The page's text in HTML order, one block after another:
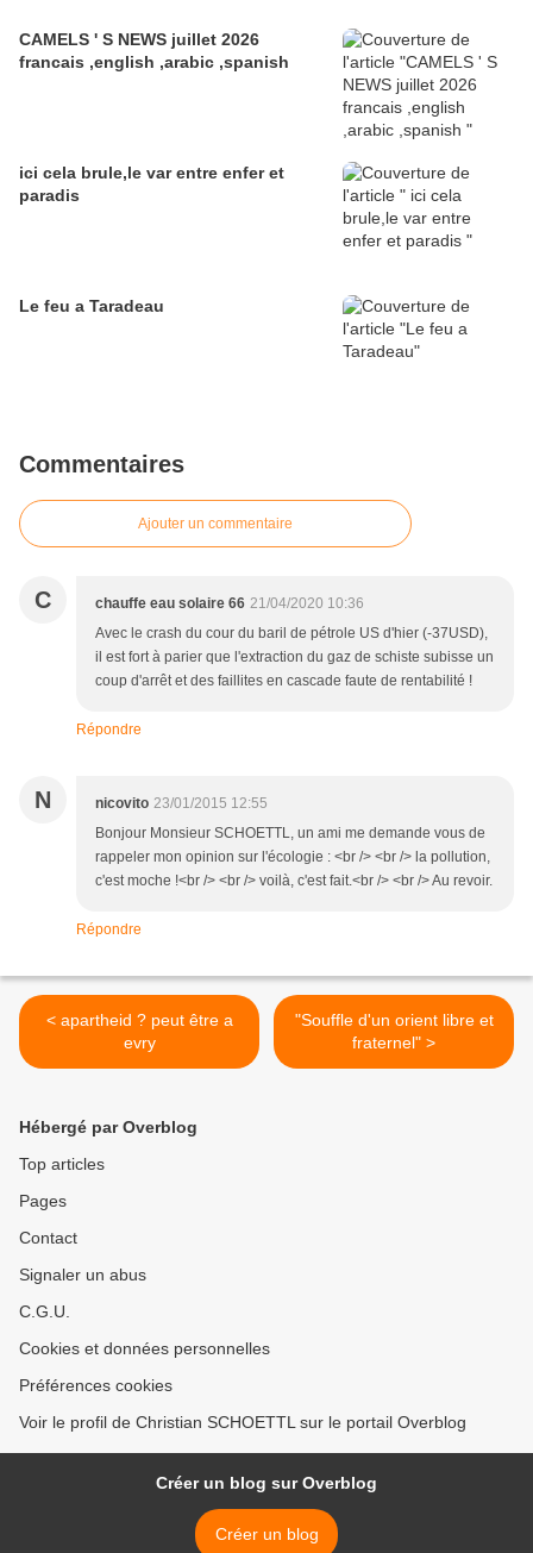
CAMELS ' S NEWS juillet 2026
francais ,english ,arabic ,spanish
ici cela brule,le var entre enfer et
paradis
Le feu a Taradeau
Commentaires
Ajouter un commentaire
C chauffe eau solaire 66 21/04/2020 10:36
Avec le crash du cour du baril de pétrole US d'hier (-37USD),
il est fort à parier que l'extraction du gaz de schiste subisse un
coup d'arrêt et des faillites en cascade faute de rentabilité !
Répondre
N nicovito 23/01/2015 12:55
Bonjour Monsieur SCHOETTL, un ami me demande vous de
rappeler mon opinion sur l'écologie : <br /> <br /> la pollution,
c'est moche !<br /> <br /> voilà, c'est fait.<br /> <br /> Au revoir.
Répondre
< apartheid ? peut être a
evry
"Souffle d'un orient libre et
fraternel" >
Hébergé par Overblog
Top articles
Pages
Contact
Signaler un abus
C.G.U.
Cookies et données personnelles
Préférences cookies
Voir le profil de Christian SCHOETTL sur le portail Overblog
Créer un blog sur Overblog
Créer un blog